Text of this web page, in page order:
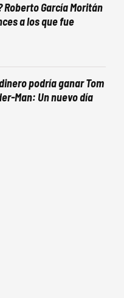
Roberto García Moritán
a los que fue
podría ganar Tom
Man: Un nuevo día